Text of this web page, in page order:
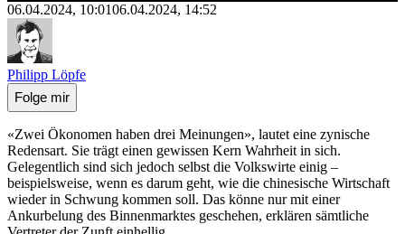
06.04.2024, 10:0106.04.2024, 14:52
Philipp Löpfe
Folge mir
«Zwei Ökonomen haben drei Meinungen», lautet eine zynische
Redensart. Sie trägt einen gewissen Kern Wahrheit in sich.
Gelegentlich sind sich jedoch selbst die Volkswirte einig –
beispielsweise, wenn es darum geht, wie die chinesische Wirtschaft
wieder in Schwung kommen soll. Das könne nur mit einer
Ankurbelung des Binnenmarktes geschehen, erklären sämtliche